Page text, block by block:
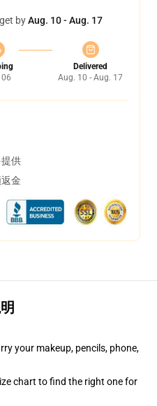
byAug. 10 - Aug. 17
Delivered
Aug. 10 - Aug. 17
供
金
your makeup, pencils, phone,
chart to find the right one for